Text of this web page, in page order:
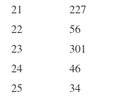
21 227
22
56
23
301
24
46
25
34